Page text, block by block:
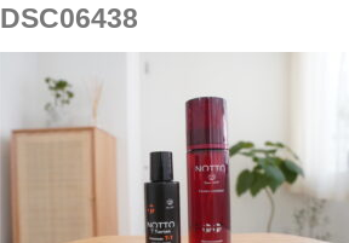
DSC06438